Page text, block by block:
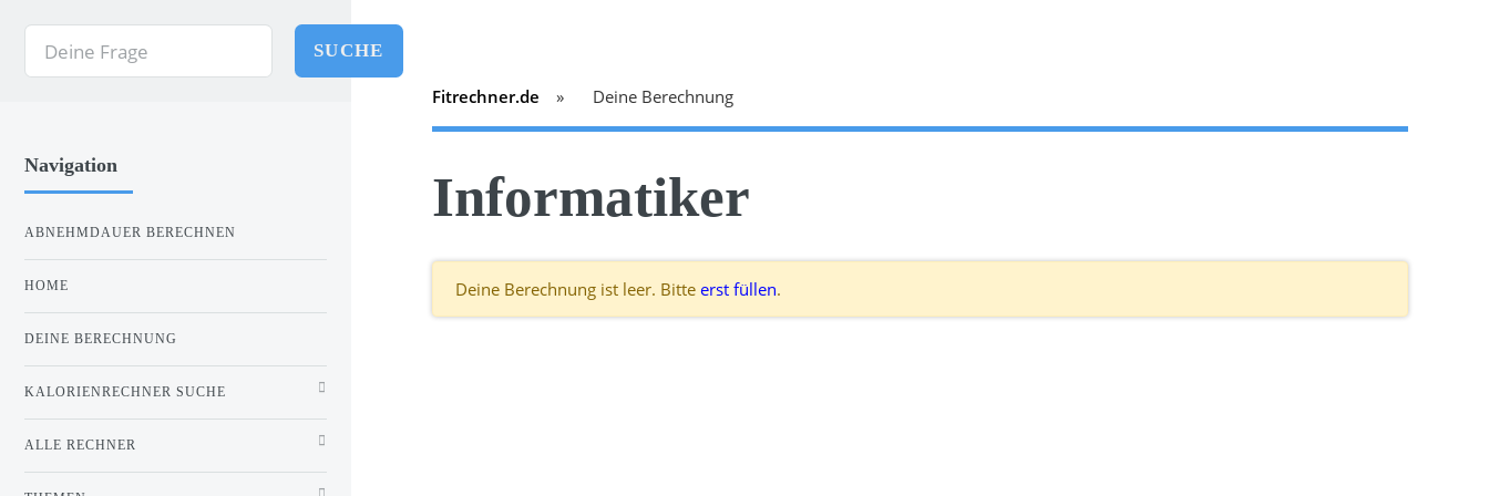
Fitrechner.de Deine Berechnung
Informatiker
Deine Berechnung ist leer. Bitteerst füllen.
SUCHE
Navigation
ABNEHMDAUER BERECHNEN
HOME
DEINE BERECHNUNG
KALORIENRECHNER SUCHE
ALLE RECHNER